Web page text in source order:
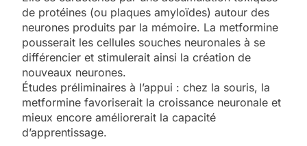
de protéines (ou plaques amyloïdes) autour des
neurones produits par la mémoire. La metformine
pousserait les cellules souches neuronales à se
différencier et stimulerait ainsi la création de
nouveaux neurones.
Études préliminaires à l’appui : chez la souris, la
metformine favoriserait la croissance neuronale et
mieux encore améliorerait la capacité
d’apprentissage.